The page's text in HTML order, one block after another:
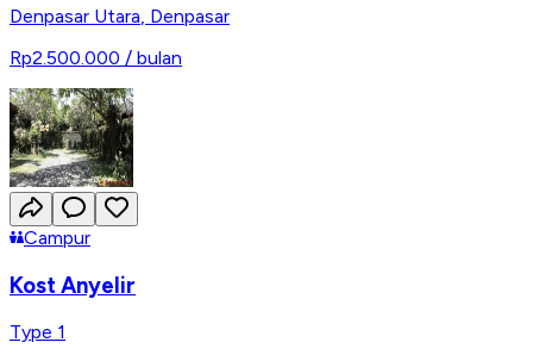
Denpasar Utara, Denpasar
Rp2.500.000 / bulan
Campur
Kost Anyelir
Type 1